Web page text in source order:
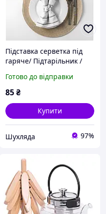
Підставка серветка під
гаряче/ Підтарільник /
для стола бежевий
Готово до відправки
85₴
Купити
Шухляда 97%